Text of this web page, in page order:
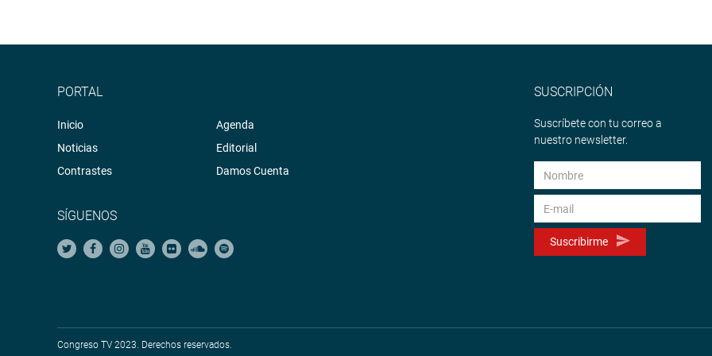
PRENSA-CONGRESO
PORTAL
Inicio
Noticias
Contrastes
Agenda
Editorial
Damos Cuenta
SÍGUENOS
SUSCRIPCIÓN
Suscríbete con tu correo a
nuestro newsletter.
Suscribirme
Congreso TV 2023. Derechos reservados.